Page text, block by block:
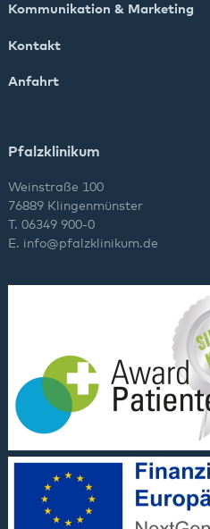
Kommunikation & Marketing
Kontakt
Anfahrt
Pfalzklinikum
Weinstraße 100
76889 Klingenmünster
T. 06349 900-0
E. info@pfalzklinikum.de